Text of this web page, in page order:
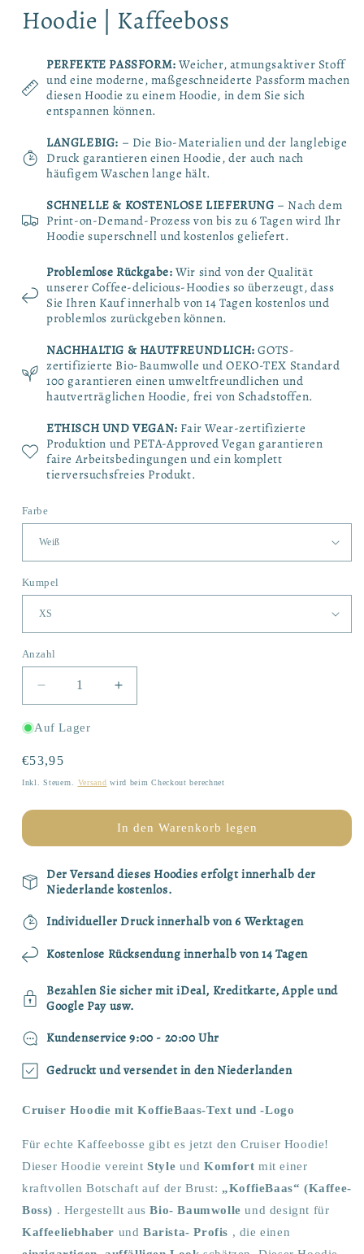
Hoodie | Kaffeeboss
PERFEKTE PASSFORM: Weicher, atmungsaktiver Stoff
und eine moderne, maßgeschneiderte Passform machen
diesen Hoodie zu einem Hoodie, in dem Sie sich
entspannen können.
LANGLEBIG: – Die Bio-Materialien und der langlebige
Druck garantieren einen Hoodie, der auch nach
häufigem Waschen lange hält.
SCHNELLE & KOSTENLOSE LIEFERUNG – Nach dem
Print-on-Demand-Prozess von bis zu 6 Tagen wird Ihr
Hoodie superschnell und kostenlos geliefert.
Problemlose Rückgabe: Wir sind von der Qualität
unserer Coffee-delicious-Hoodies so überzeugt, dass
Sie Ihren Kauf innerhalb von 14 Tagen kostenlos und
problemlos zurückgeben können.
NACHHALTIG & HAUTFREUNDLICH: GOTS-
zertifizierte Bio-Baumwolle und OEKO-TEX Standard
100 garantieren einen umweltfreundlichen und
hautverträglichen Hoodie, frei von Schadstoffen.
ETHISCH UND VEGAN: Fair Wear-zertifizierte
Produktion und PETA-Approved Vegan garantieren
faire Arbeitsbedingungen und ein komplett
tierversuchsfreies Produkt.
Farbe
Kumpel
Anzahl
Anzahl
Verringere
die
Menge
Hoodie
|
Erhöhe
die
|
Auf Lager
Normaler
Preis
€53,95
Inkl. Steuern. Versand wird beim Checkout berechnet
In den Warenkorb legen
Der Versand dieses Hoodies erfolgt innerhalb der
Niederlande kostenlos.
Individueller Druck innerhalb von 6 Werktagen
Kostenlose Rücksendung innerhalb von 14 Tagen
Bezahlen Sie sicher mit iDeal, Kreditkarte, Apple und
Google Pay usw.
Kundenservice 9:00 - 20:00 Uhr
Gedruckt und versendet in den Niederlanden
Cruiser Hoodie mit KoffieBaas-Text und -Logo
Für echte Kaffeebosse gibt es jetzt den Cruiser Hoodie!
Dieser Hoodie vereintStyle undKomfort mit einer
kraftvollen Botschaft auf der Brust: „KoffieBaas“ (Kaffee-
Boss) . Hergestellt ausBio- Baumwolle und designt für
Kaffeeliebhaber und Barista- Profis , die einen